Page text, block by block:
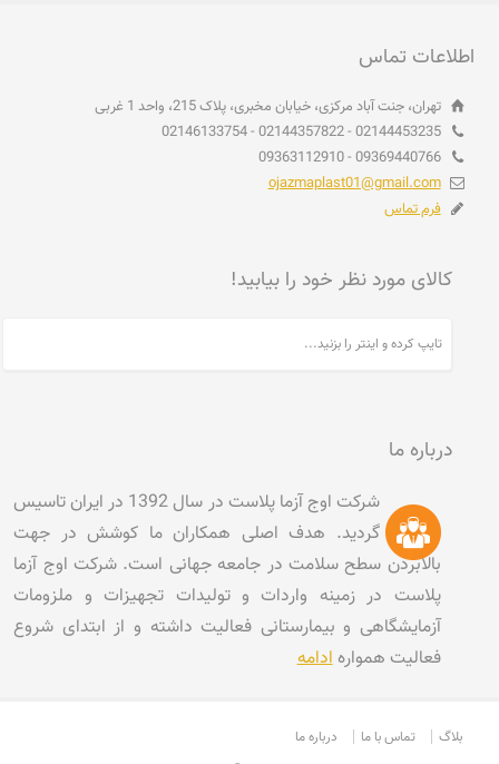
اطلاعات تماس
تهران، جنت آباد مرکزی، خیابان مخبری، پلاک 215، واحد 1 غربی
02144453235 - 02144357822 - 02146133754
09369440766 - 09363112910
ojazmaplast01@gmail.com
فرم تماس
کالای مورد نظر خود را بیابید!
درباره ما
شرکت اوج آزما پلاست در سال 1392 در ایران تاسیس
گردید. هدف اصلی همکاران ما کوشش در جهت
بالابردن سطح سلامت در جامعه جهانی است. شرکت اوج آزما
پلاست در زمینه واردات و تولیدات تجهیزات و ملزومات
آزمایشگاهی و بیمارستانی فعالیت داشته و از ابتدای شروع
فعالیت هموارهادامه
درباره ما تماس با ما
بلاگ